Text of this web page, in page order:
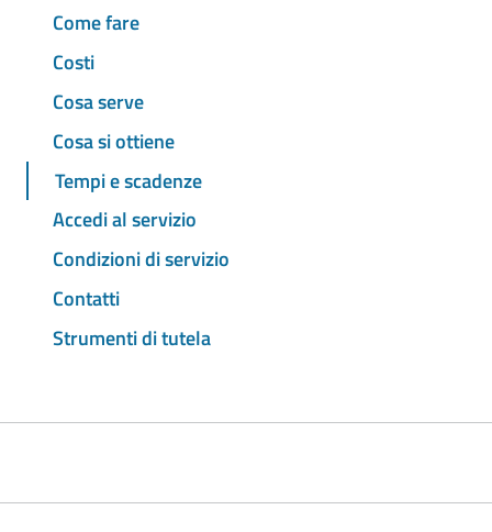
Come fare
Costi
Cosa serve
Cosa si ottiene
Tempi e scadenze
Accedi al servizio
Condizioni di servizio
Contatti
Strumenti di tutela